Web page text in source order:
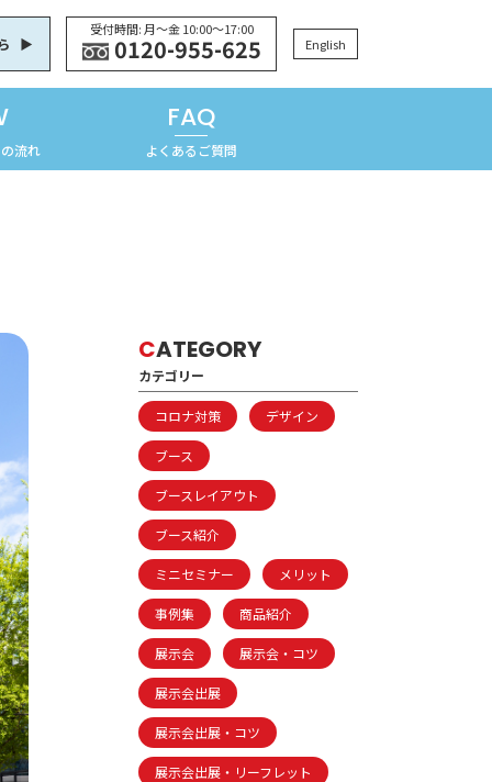
受付時間: 月〜金 10:00〜17:00
0120-955-625 English
流れ
FAQ
よくあるご質問
CATEGORY
カテゴリー
コロナ対策 デザイン
ブース
ブースレイアウト
ブース紹介
ミニセミナー メリット
事例集 商品紹介
展示会 展示会・コツ
展示会出展
展示会出展・コツ
展示会出展・リーフレット